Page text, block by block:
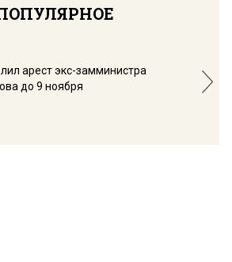
арест экс-замминистра
до 9 ноября